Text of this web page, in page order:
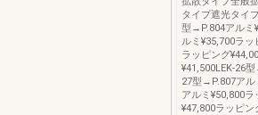
タイプ遮光タイ
型→P.804アルミ
ルミ¥35,700ラ
ラッピング
¥41,500LEK-26
27型→P.807アル
アルミ¥50,800
¥47,800ラッピ